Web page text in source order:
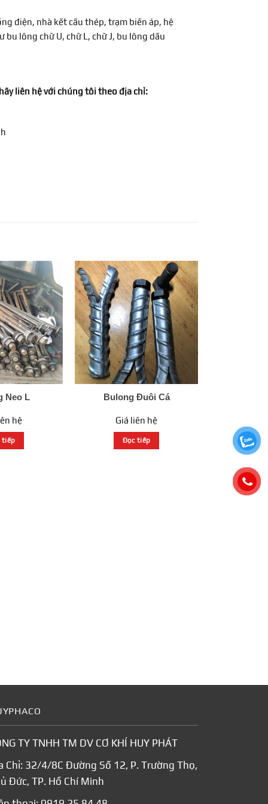
điện, nhà kết cấu thép, trạm biến áp, hệ
lông chữ U, chữ L, chữ J, bu lông dấu
liên hệ với chúng tôi theo địa chỉ:
Neo L
hệ
tiếp
Bulong Đuôi Cá
Giá liên hệ
Đọc tiếp
TY TNHH TM DV CƠ KHÍ HUY PHÁT
Chỉ: 32/4/8C Đường Số 12, P. Trường Thọ,
Đức, TP. Hồ Chí Minh